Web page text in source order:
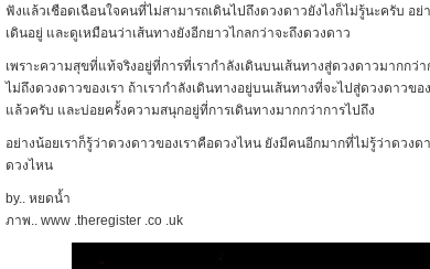
ฟังแล้วเชือดเฉือนใจคนที่ไม่สามารถเดินไปถึงดวงดาวยังไงก็ไม่รู้นะครับ อย่
เดินอยู่ และดูเหมือนว่าเส้นทางยังอีกยาวไกลกว่าจะถึงดวงดาว
เพราะความสุขที่แท้จริงอยู่ที่การที่เรากำลังเดินบนเส้นทางสู่ดวงดาวมากกว่า
ไม่ถึงดวงดาวของเรา ถ้าเรากำลังเดินทางอยู่บนเส้นทางที่จะไปสู่ดวงดาวข
แล้วครับ และบ่อยครั้งความสนุกอยู่ที่การเดินทางมากกว่าการไปถึง
อย่างน้อยเราก็รู้ว่าดวงดาวของเราคือดวงไหน ยังมีคนอีกมากที่ไม่รู้ว่าดวงด
ดวงไหน
by.. หยดน้ำ
ภาพ.. www .theregister .co .uk